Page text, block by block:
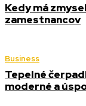
Kedy má
zamestnancov
Business
Tepelné
moderné a